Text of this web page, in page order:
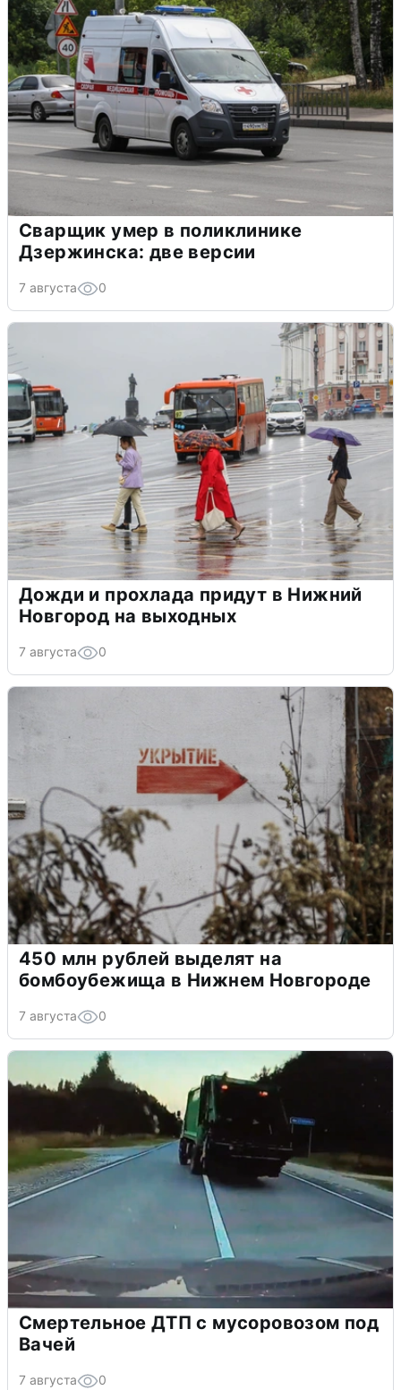
Сварщик умер в поликлинике
Дзержинска: две версии
7 августа 0
Дожди и прохлада придут в Нижний
Новгород на выходных
7 августа 0
450 млн рублей выделят на
бомбоубежища в Нижнем Новгороде
7 августа 0
Смертельное ДТП с мусоровозом под
Вачей
7 августа 0